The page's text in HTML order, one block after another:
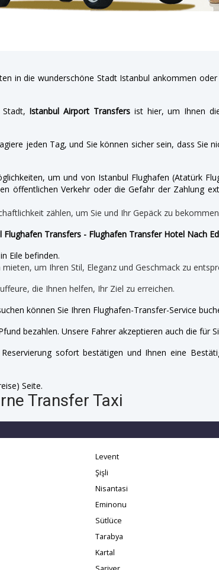
in die wunderschöne Stadt Istanbul ankommen
Istanbul Airport Transfersist hier, um Ihnen
jeden Tag, und Sie können sicher sein, dass Sie
um und von Istanbul Flughafen (Atatürk
öffentlichen Verkehr oder die Gefahr der Zahlung
zählen, um Sie und Ihr Gepäck zu
Flughafen Transfers - Flughafen Transfer Hotel Nach
Eile befinden.
um Ihren Stil, Eleganz und Geschmack zu
die Ihnen helfen, Ihr Ziel zu erreichen.
können Sie Ihren Flughafen-Transfer-Service
bezahlen. Unsere Fahrer akzeptieren auch die für
sofort bestätigen und Ihnen eine
Seite.
Transfer Taxi
Levent
Şişli
Nisantasi
Eminonu
Sütlüce
Tarabya
Kartal